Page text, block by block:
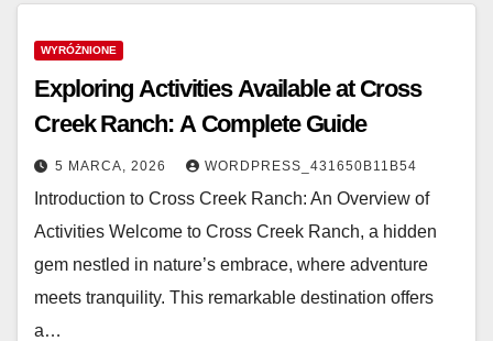
WYRÓŻNIONE
Exploring Activities Available at Cross
Creek Ranch: A Complete Guide
5 MARCA, 2026 WORDPRESS_431650B11B54
Introduction to Cross Creek Ranch: An Overview of
Activities Welcome to Cross Creek Ranch, a hidden
gem nestled in nature’s embrace, where adventure
meets tranquility. This remarkable destination offers
a…